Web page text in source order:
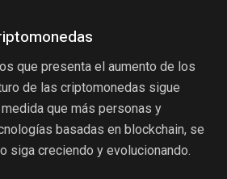
que presenta el aumento de los
de las criptomonedas sigue
que más personas y
basadas en blockchain, se
siga creciendo y evolucionando.